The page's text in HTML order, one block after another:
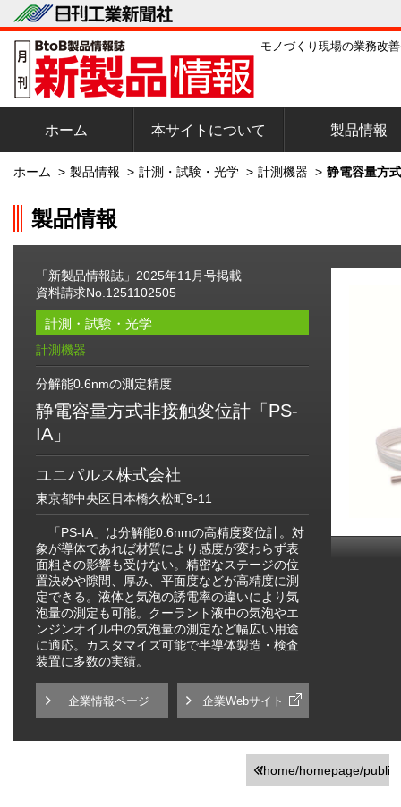
モノづくり現場の業務改
ホーム 本サイトについて 製品情報
ホーム > 製品情報 > 計測・試験・光学 > 計測機器 > 静電容量方
製品情報
「新製品情報誌」2025年11月号掲載
資料請求No.1251102505
計測・試験・光学
計測機器
分解能0.6nmの測定精度
静電容量方式非接触変位計「PS-
IA」
ユニパルス株式会社
東京都中央区日本橋久松町9-11
「PS-IA」は分解能0.6nmの高精度変位計。対
象が導体であれば材質により感度が変わらず表
面粗さの影響も受けない。精密なステージの位
置決めや隙間、厚み、平面度などが高精度に測
定できる。液体と気泡の誘電率の違いにより気
泡量の測定も可能。クーラント液中の気泡やエ
ンジンオイル中の気泡量の測定など幅広い用途
に適応。カスタマイズ可能で半導体製造・検査
装置に多数の実績。
企業情報ページ 企業Webサイト
/home/homepage/